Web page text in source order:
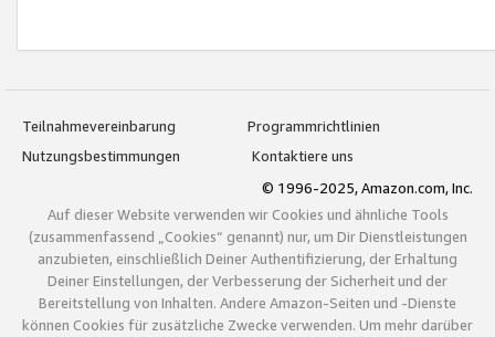
Teilnahmevereinbarung
Programmrichtlinien
Nutzungsbestimmungen
Kontaktiere uns
© 1996-2025, Amazon.com, Inc.
Auf dieser Website verwenden wir Cookies und ähnliche Tools
(zusammenfassend „Cookies“ genannt) nur, um Dir Dienstleistungen
anzubieten, einschließlich Deiner Authentifizierung, der Erhaltung
Deiner Einstellungen, der Verbesserung der Sicherheit und der
Bereitstellung von Inhalten. Andere Amazon-Seiten und -Dienste
können Cookies für zusätzliche Zwecke verwenden. Um mehr darüber